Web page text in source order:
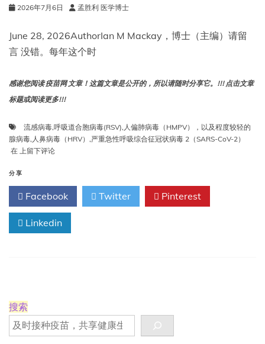
2026年7月6日 孟胜利 医学博士
June 28, 2026AuthorIan M Mackay，博士（主编）请留
言 没错。每年这个时
感谢您阅读 疫苗网 文章！这篇文章是公开的，所以请随时分享它。!!! 点击文章
标题或阅读更多!!!
流感病毒,呼吸道合胞病毒(RSV), 人偏肺病毒（HMPV），以及程度较轻的
腺病毒, 人鼻病毒（HRV） ,严重急性呼吸综合征冠状病毒 2（SARS-CoV-2）
在 冬
又
有
很
多
人
生
上留下评论
分享
Facebook Twitter Pinterest
Linkedin
搜索